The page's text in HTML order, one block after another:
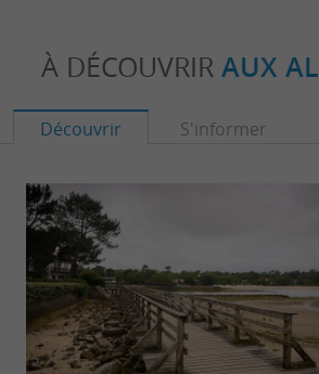
À DÉCOUVRIR AUX
Découvrir S'informer